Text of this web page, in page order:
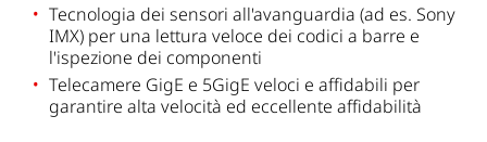
Tecnologia dei sensori all'avanguardia (ad es. Sony
IMX) per una lettura veloce dei codici a barre e
l'ispezione dei componenti
Telecamere GigE e 5GigE veloci e affidabili per
garantire alta velocità ed eccellente affidabilità